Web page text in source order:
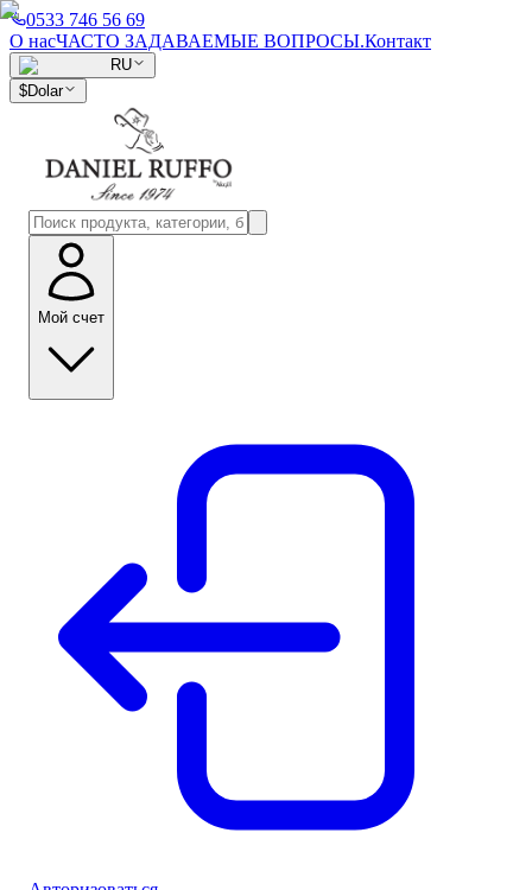
0533 746 56 69
О насЧАСТО ЗАДАВАЕМЫЕ ВОПРОСЫ.Контакт
RU
$Dolar
Мой счет